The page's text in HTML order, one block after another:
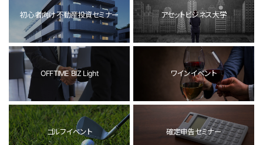
初心者向け不動産投資セミナー アセットビジネス大学
OFFTIME BIZ Light ワインイベント
ゴルフイベント 確定申告セミナー